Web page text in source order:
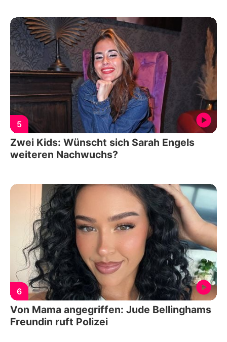
5
Zwei Kids: Wünscht sich Sarah Engels
weiteren Nachwuchs?
6
Von Mama angegriffen: Jude Bellinghams
Freundin ruft Polizei